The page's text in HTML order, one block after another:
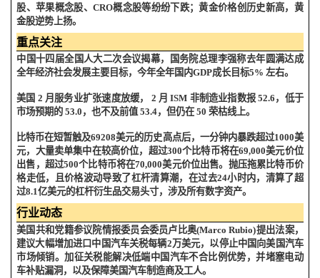
股、苹果概念股、 CRO概念股等纷纷下跌；黄金价格创历史新高，黄
金股逆势上扬。
重点关注
中国十四届全国人大二次会议揭幕，国务院总理李强称去年圆满达成
全年经济社会发展主要目标，今年全年国内GDP成长目标5%左右。
美国 2 月服务业扩张速度放缓， 2 月 ISM 非制造业指数报 52.6 ，低于
市场预期的 53.0 ，也不及前值 53.4，但仍在 50荣枯线上。
比特币在短暂触及69208美元的历史高点后，一分钟内暴跌超过1000美
元，大量卖单集中在较高价位，超过300个比特币将在69,000美元价位
出售，超过500个比特币将在70,000美元价位出售。抛压拖累比特币价
格走低，且价格波动导致了杠杆清算潮，在过去24小时内，清算了超
过8.1亿美元的杠杆衍生品交易头寸，涉及所有数字资产。
行业动态
美国共和党籍参议院情报委员会委员卢比奥(Marco Rubio)提出法案，
建议大幅增加进口中国汽车关税每辆2 万美元，以停止中国向美国汽车
市场倾销。加征关税能解决低端中国汽车不合比例优势，并堵塞电动
车补贴漏洞，以及保障美国汽车制造商及工人。